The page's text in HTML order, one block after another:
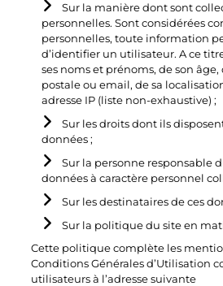
CONTACTEZ-NOUS
Sur la manière dont sont
personnelles. Sont considérées
personnelles, toute information
d’identifier un utilisateur. A ce
ses noms et prénoms, de son âge,
postale ou email, de sa
adresse IP (liste non-exhaustive) ;
Sur les droits dont ils
données ;
Sur la personne responsable
données à caractère personnel
Sur les destinataires de ces
Sur la politique du site en
Cette politique complète les
Conditions Générales d’Utilisation
utilisateurs à l’adresse suivante